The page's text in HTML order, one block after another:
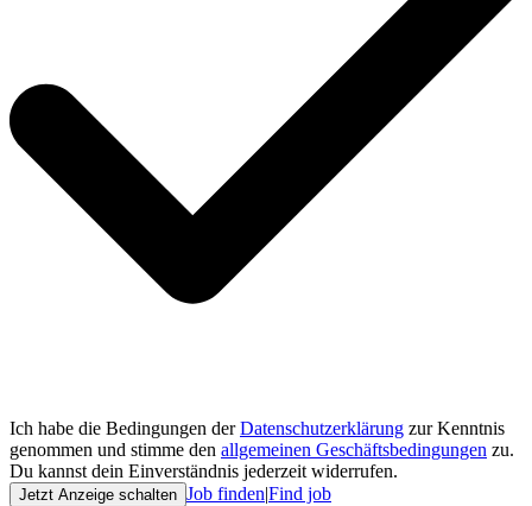
Ich habe die Bedingungen der Datenschutzerklärung zur Kenntnis
genommen und stimme den allgemeinen Geschäftsbedingungen zu.
Du kannst dein Einverständnis jederzeit widerrufen.
Jetzt Anzeige schalten Job finden|Find job